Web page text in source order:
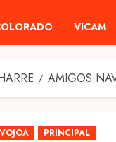
VICAM
AMIGOS
PRINCIPAL